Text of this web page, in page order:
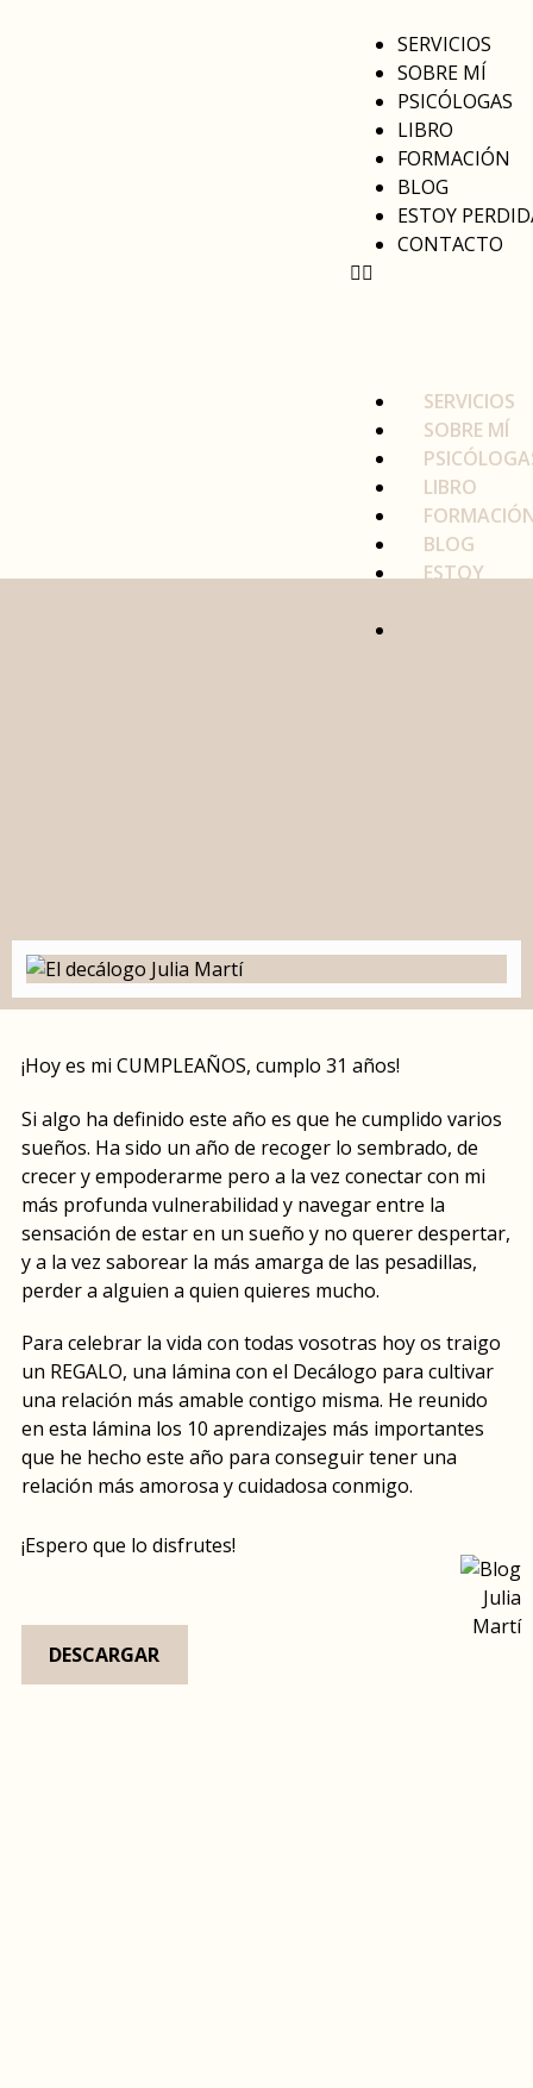
SERVICIOS
SOBRE MÍ
PSICÓLOGAS
LIBRO
FORMACIÓN
BLOG
ESTOY
CONTACTO
SERVICIOS
SOBRE MÍ
LIBRO
BLOG
ESTOY
¡Hoy es mi CUMPLEAÑOS, cumplo 31 años!
Si algo ha definido este año es que he cumplido varios
sueños. Ha sido un año de recoger lo sembrado, de
crecer y empoderarme pero a la vez conectar con mi
más profunda vulnerabilidad y navegar entre la
sensación de estar en un sueño y no querer despertar,
y a la vez saborear la más amarga de las pesadillas,
perder a alguien a quien quieres mucho.
Para celebrar la vida con todas vosotras hoy os traigo
un REGALO, una lámina con el Decálogo para cultivar
una relación más amable contigo misma. He reunido
en esta lámina los 10 aprendizajes más importantes
que he hecho este año para conseguir tener una
relación más amorosa y cuidadosa conmigo.
¡Espero que lo disfrutes!
DESCARGAR